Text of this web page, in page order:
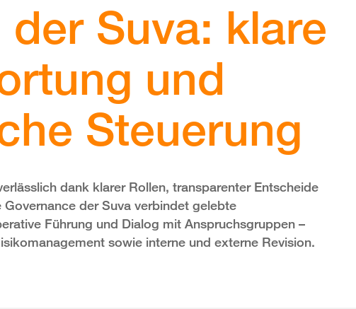
Suva: klare
und
Steuerung
dank klarer Rollen, transparenter Entscheide
der Suva verbindet gelebte
Führung und Dialog mit Anspruchsgruppen –
sowie interne und externe Revision.